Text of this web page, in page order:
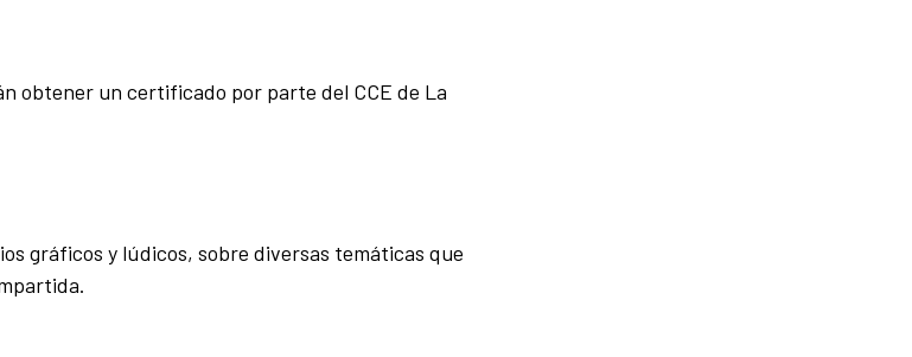
obtener un certificado por parte del CCE de La
gráficos y lúdicos, sobre diversas temáticas que